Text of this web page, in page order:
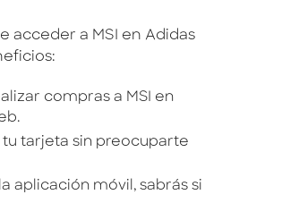
acceder a MSI en Adidas
compras a MSI en
tu tarjeta sin preocuparte
aplicación móvil, sabrás si